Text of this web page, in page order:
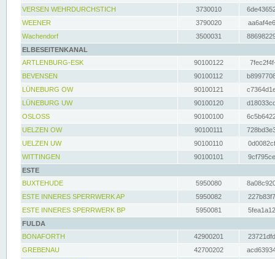
VERSEN WEHRDURCHSTICH
3730010
WEENER
3790020
Wachendorf
3500031
ELBESEITENKANAL
ARTLENBURG-ESK
90100122
BEVENSEN
90100112
LÜNEBURG OW
90100121
LÜNEBURG UW
90100120
OSLOSS
90100100
UELZEN OW
90100111
UELZEN UW
90100110
WITTINGEN
90100101
ESTE
BUXTEHUDE
5950080
ESTE INNERES SPERRWERK AP
5950082
ESTE INNERES SPERRWERK BP
5950081
FULDA
BONAFORTH
42900201
GREBENAU
42700202